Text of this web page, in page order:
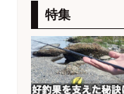
業務/残業少な
べる/鹿児島県
会社名 株式会
特集